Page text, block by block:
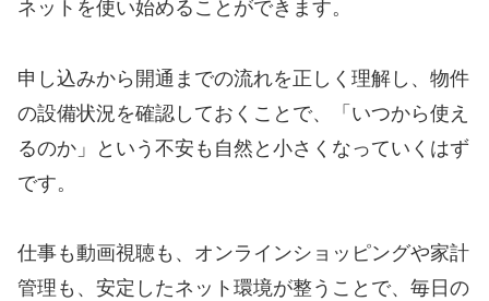
ネットを使い始めることができます。
申し込みから開通までの流れを正しく理解し、物件
の設備状況を確認しておくことで、「いつから使え
るのか」という不安も自然と小さくなっていくはず
です。
仕事も動画視聴も、オンラインショッピングや家計
管理も、安定したネット環境が整うことで、毎日の